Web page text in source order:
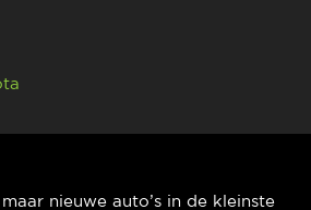
nieuwe auto’s in de kleinste